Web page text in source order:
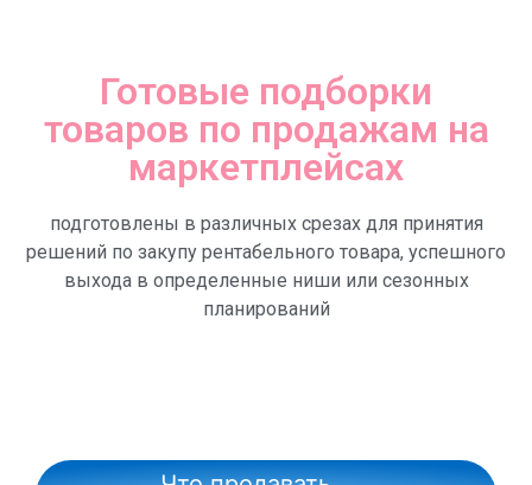
Готовые подборки
товаров по продажам на
маркетплейсах
подготовлены в различных срезах для принятия
решений по закупу рентабельного товара, успешного
выхода в определенные ниши или сезонных
планирований